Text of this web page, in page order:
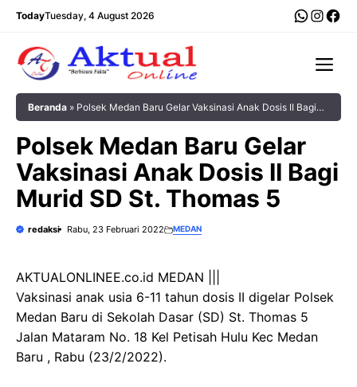
Langsung
TodayTuesday, 4 August 2026
Beranda » Polsek Medan Baru Gelar Vaksinasi Anak Dosis II Bagi
Polsek Medan Baru Gelar
Vaksinasi Anak Dosis II Bagi
Murid SD St. Thomas 5
redaksi Rabu, 23 Februari 2022 MEDAN
AKTUALONLINEE.co.id MEDAN |||
Vaksinasi anak usia 6-11 tahun dosis II digelar Polsek
Medan Baru di Sekolah Dasar (SD) St. Thomas 5
Jalan Mataram No. 18 Kel Petisah Hulu Kec Medan
Baru , Rabu (23/2/2022).